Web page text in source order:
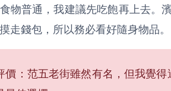
物普通，我建議先吃飽再上去。
走錢包，所以務必看好隨身物品。
價：范五老街雖然有名，但我覺